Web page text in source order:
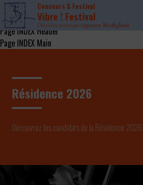
Concours & Festival
Vibre ! Festival
Direction artistique Quatuor Modigliani
Page INDEX Header
Page INDEX Main
Résidence 2026
Découvrez les candidats de la Résidence 2026